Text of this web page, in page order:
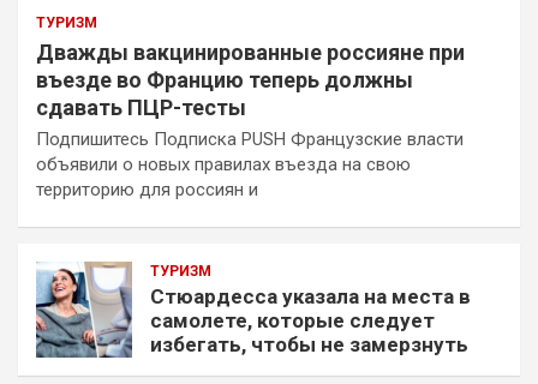
ТУРИЗМ
Дважды вакцинированные россияне при
въезде во Францию теперь должны
сдавать ПЦР-тесты
Подпишитесь Подписка PUSH Французские власти
объявили о новых правилах въезда на свою
территорию для россиян и
ТУРИЗМ
Стюардесса указала на места в
самолете, которые следует
избегать, чтобы не замерзнуть